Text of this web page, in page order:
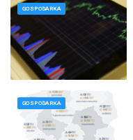
GOSPODARKA
GOSPODARKA